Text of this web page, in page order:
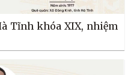
Tĩnh khóa XIX, nhiệm